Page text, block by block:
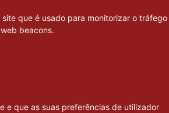
que é usado para monitorizar o tráfego
beacons.
e que as suas preferências de utilizador